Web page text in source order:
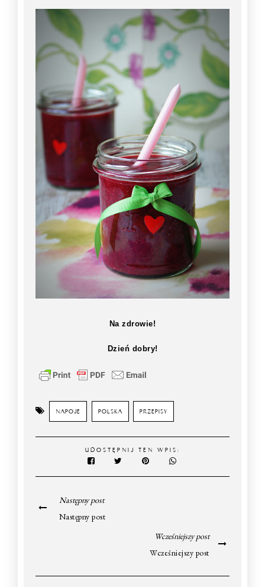
Na zdrowie!
Dzień dobry!
NAPOJE POLSKA PRZEPISY
UDOSTĘPNIJ TEN WPIS:
Następny post
Następny post
Wcześniejszy post
Wcześniejszy post